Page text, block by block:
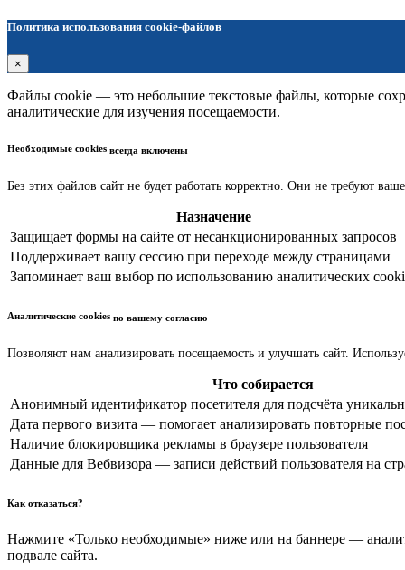
Политика использования cookie-файлов
×
Файлы cookie — это небольшие текстовые файлы, которые
аналитические для изучения посещаемости.
Необходимые cookies всегда включены
Без этих файлов сайт не будет работать корректно. Они не требуют
Назначение
Защищает формы на сайте от несанкционированных запросов
Поддерживает вашу сессию при переходе между страницами
Запоминает ваш выбор по использованию аналитических
Аналитические cookies по вашему согласию
Позволяют нам анализировать посещаемость и улучшать сайт.
Что собирается
Анонимный идентификатор посетителя для подсчёта
Дата первого визита — помогает анализировать повторные
Наличие блокировщика рекламы в браузере пользователя
Данные для Вебвизора — записи действий пользователя на
Как отказаться?
Нажмите «Только необходимые» ниже или на баннере —
подвале сайта.